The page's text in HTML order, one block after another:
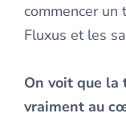
commencer
Fluxus et les
On voit que la
vraiment au